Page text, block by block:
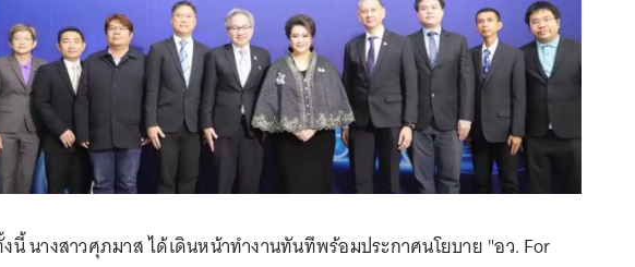
นี้ นางสาวศุภมาส ได้เดินหน้าทำงานทันทีพร้อมประกาศนโยบาย "อว. For